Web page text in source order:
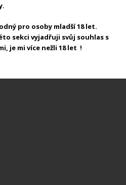
pro osoby mladší 18 let.
sekci vyjadřuji svůj souhlas s
je mi více nežli 18 let !